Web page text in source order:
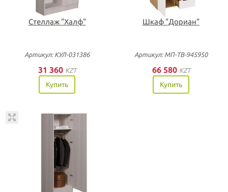
Стеллаж "Халф"
Артикул: КУЛ-031386
31 360 KZT
Купить
Шкаф "Дориан"
Артикул: МП-ТВ-945950
66 580 KZT
Купить